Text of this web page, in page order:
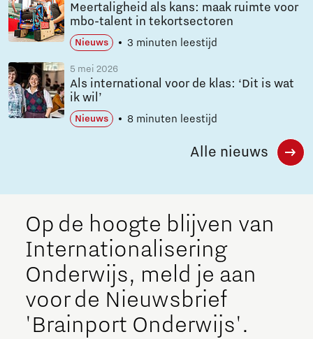
Meertaligheid als kans: maak ruimte voor
mbo-talent in tekortsectoren
Nieuws 3 minuten leestijd
5 mei 2026
Als international voor de klas: ‘Dit is wat
ik wil’
Nieuws 8 minuten leestijd
Alle nieuws
Op de hoogte blijven van
Internationalisering
Onderwijs, meld je aan
voor de Nieuwsbrief
'Brainport Onderwijs'.